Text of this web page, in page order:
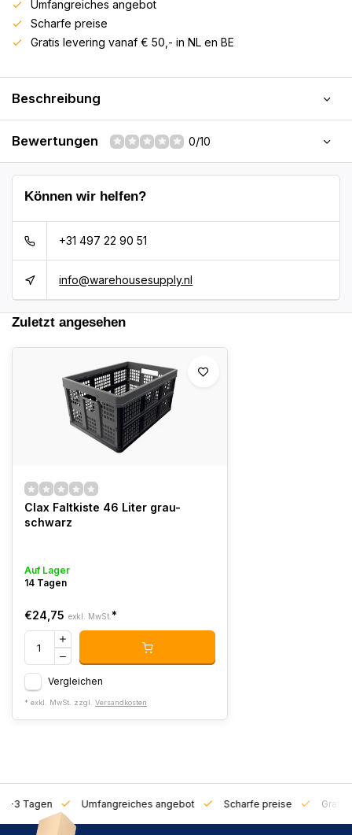
Umfangreiches angebot
Scharfe preise
Gratis levering vanaf € 50,- in NL en BE
Beschreibung
Bewertungen 0/10
Können wir helfen?
+31 497 22 90 51
info@warehousesupply.nl
Zuletzt angesehen
Clax Faltkiste 46 Liter grau-
schwarz
Auf Lager
14 Tagen
€24,75 exkl. MwSt. *
Vergleichen
* exkl. MwSt. zzgl. Versandkosten
1-3 Tagen Umfangreiches angebot Scharfe preise Gratis